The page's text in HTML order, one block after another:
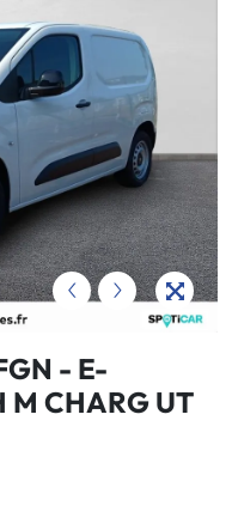
‹ ›
- E-
M CHARG UT